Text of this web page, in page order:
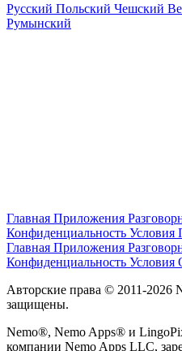
Русский Польский Чешский
Румынский
Главная Приложения
Конфиденциальность Условия
Главная Приложения
Конфиденциальность Условия
Авторские права © 2011-2026
защищены.
Nemo®, Nemo Apps® и
компании Nemo Apps LLC,